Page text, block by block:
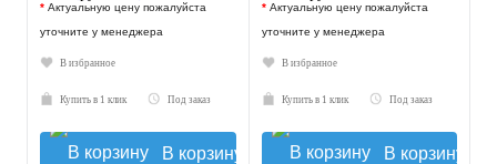
* Актуальную цену пожалуйста
уточните у менеджера
В избранное
Купить в 1 клик Под заказ
В корзину
* Актуальную цену пожалуйста
уточните у менеджера
В избранное
Купить в 1 клик Под заказ
В корзину